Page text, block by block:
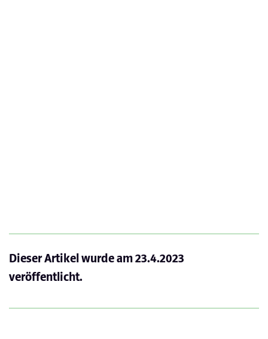
Dieser Artikel wurde am23.4.2023
veröffentlicht.